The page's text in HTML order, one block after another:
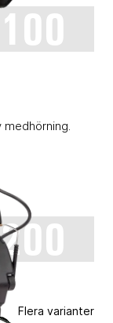
Flera varianter